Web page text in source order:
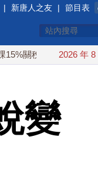
| 新唐人之友 | 節目表
日本氣象廳緊盯
2026 年
變